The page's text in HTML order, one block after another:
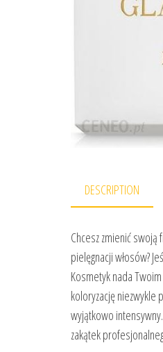
DESCRIPTION
Chcesz zmienić
pielęgnacji włosów?
Kosmetyk nada
koloryzację niezwykle
wyjątkowo
zakątek